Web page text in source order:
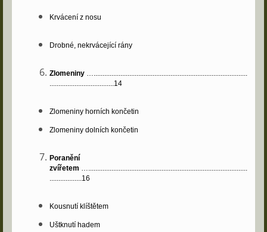
Krvácení z nosu
Drobné, nekrvácející rány
Zlomeniny …......................................................................................
....................................14
Zlomeniny horních končetin
Zlomeniny dolních končetin
Poranění
zvířetem ….........................................................................................
..................16
Kousnutí klíštětem
Uštknutí hadem